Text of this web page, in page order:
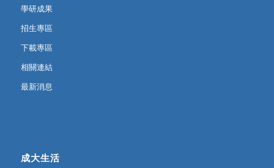
學研成果
招生專區
下載專區
相關連結
最新消息
成大生活